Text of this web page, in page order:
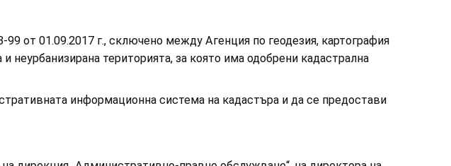
01.09.2017 г., сключено между Агенция по геодезия, картография
територията, за която има одобрени кадастрална
информационна система на кадастъра и да се предостави